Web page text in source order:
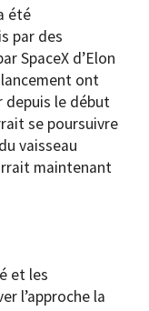
été
par des
SpaceX d’Elon
ont
depuis le début
se poursuivre
vaisseau
maintenant
et les
l’approche la